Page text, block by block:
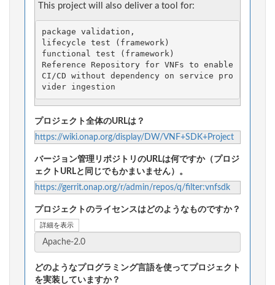
This project will also deliver a tool for:
Reference Repository for VNFs to enable
CI/CD without dependency on service pro
プロジェクト全体のURLは？
https://wiki.onap.org/display/DW/VNF+SDK+Project
バージョン管理リポジトリのURLは何ですか（プロジ
ェクトURLと同じでもかまいません）。
https://gerrit.onap.org/r/admin/repos/q/filter:vnfsdk
プロジェクトのライセンスはどのようなものですか？
詳細を表示
どのようなプログラミング言語を使ってプロジェクト
を実装していますか？